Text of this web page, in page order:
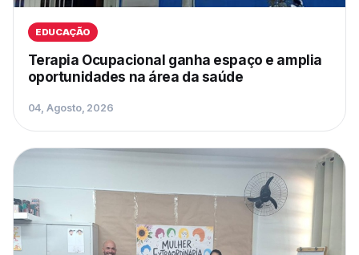
EDUCAÇÃO
Terapia Ocupacional ganha espaço e amplia
oportunidades na área da saúde
04, Agosto, 2026